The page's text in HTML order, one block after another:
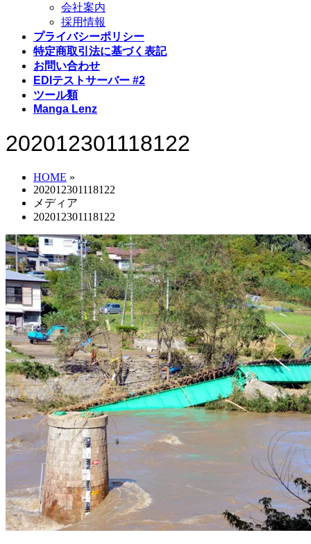
会社案内
採用情報
プライバシーポリシー
特定商取引法に基づく表記
お問い合わせ
EDIテストサーバー #2
ツール類
Manga Lenz
202012301118122
HOME »
202012301118122
メディア
202012301118122